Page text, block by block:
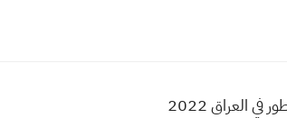
العراق 2022